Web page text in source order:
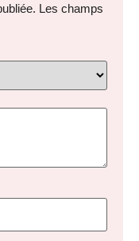
Les champs